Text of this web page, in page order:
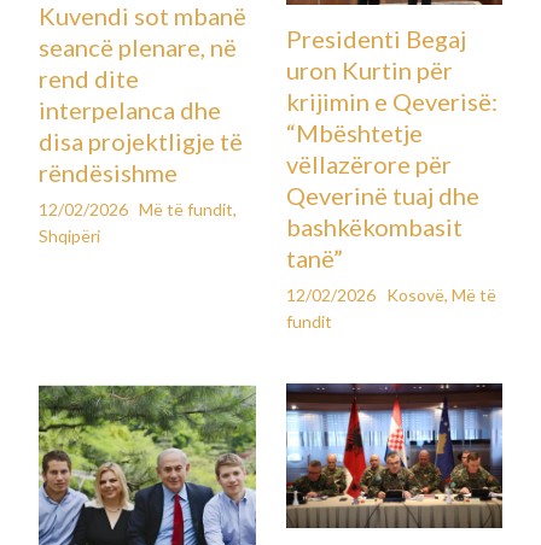
Kuvendi sot mbanë
seancë plenare, në
rend dite
interpelanca dhe
disa projektligje të
rëndësishme
12/02/2026 Më të fundit,
Shqipëri
Presidenti Begaj
uron Kurtin për
krijimin e Qeverisë:
“Mbështetje
vëllazërore për
Qeverinë tuaj dhe
bashkëkombasit
tanë”
12/02/2026 Kosovë, Më të
fundit